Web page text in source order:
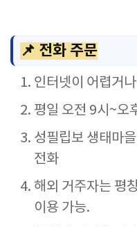
📌 전화 주문
인터넷이 어렵거
평일 오전 9시~오
성필립보 생태마
전화
해외 거주자는 평
이용 가능.